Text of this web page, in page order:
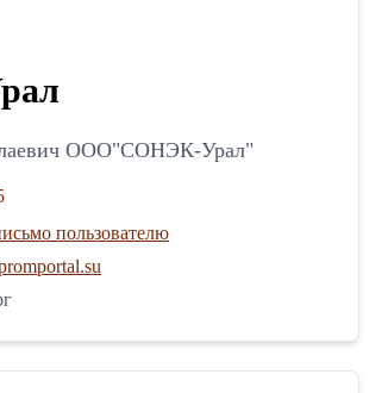
ООО"СОНЭК-Урал"
пользователю